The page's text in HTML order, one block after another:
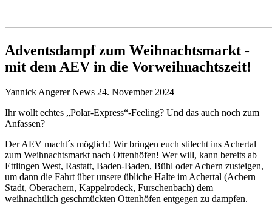
Adventsdampf zum Weihnachtsmarkt -
mit dem AEV in die Vorweihnachtszeit!
Yannick Angerer News 24. November 2024
Ihr wollt echtes „Polar-Express“-Feeling? Und das auch noch zum
Anfassen?
Der AEV macht´s möglich! Wir bringen euch stilecht ins Achertal
zum Weihnachtsmarkt nach Ottenhöfen! Wer will, kann bereits ab
Ettlingen West, Rastatt, Baden-Baden, Bühl oder Achern zusteigen,
um dann die Fahrt über unsere übliche Halte im Achertal (Achern
Stadt, Oberachern, Kappelrodeck, Furschenbach) dem
weihnachtlich geschmückten Ottenhöfen entgegen zu dampfen.